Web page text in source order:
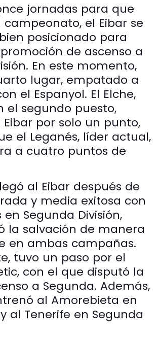
jornadas para que
el Eibar se
posicionado para
de ascenso a
En este momento,
lugar, empatado a
el Espanyol. El Elche,
el segundo puesto,
por solo un punto,
el Leganés, líder actual,
a cuatro puntos de
al Eibar después de
y media exitosa con
Segunda División,
la salvación de manera
en ambas campañas.
tuvo un paso por el
con el que disputó la
a Segunda. Además,
al Amorebieta en
al Tenerife en Segunda